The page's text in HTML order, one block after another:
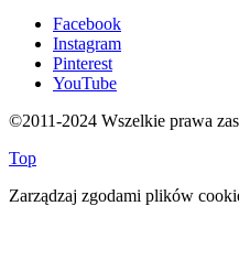
Facebook
Instagram
Pinterest
YouTube
©2011-2024 Wszelkie prawa
Top
Zarządzaj zgodami plików